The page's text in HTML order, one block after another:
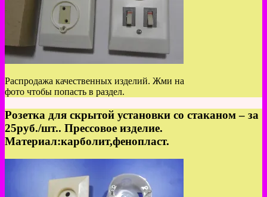
Распродажа качественных изделий. Жми на
фото чтобы попасть в раздел.
Розетка для скрытой установки со стаканом – за
25руб./шт.. Прессовое изделие.
Материал:карболит,фенопласт.